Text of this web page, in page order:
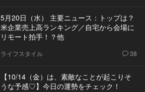
5月20日（水） 主要ニュース：トップは？
米企業売上高ランキング／自宅から会場に
リモート拍手！？他
ライフスタイル 38
【10/14（金）は、素敵なことが起こりそ
うな予感♡】今日の運勢をチェック！